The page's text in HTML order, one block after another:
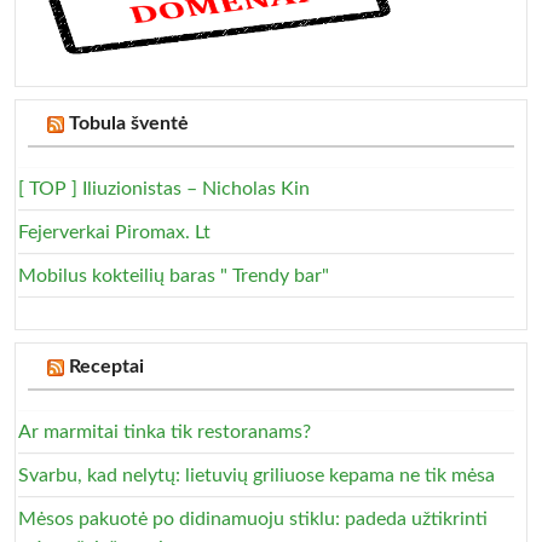
Tobula šventė
[ TOP ] Iliuzionistas – Nicholas Kin
Fejerverkai Piromax. Lt
Mobilus kokteilių baras " Trendy bar"
Receptai
Ar marmitai tinka tik restoranams?
Svarbu, kad nelytų: lietuvių griliuose kepama ne tik mėsa
Mėsos pakuotė po didinamuoju stiklu: padeda užtikrinti